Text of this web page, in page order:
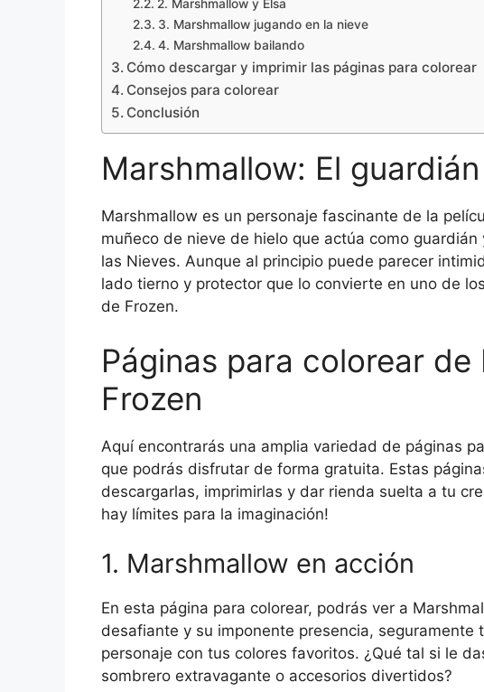
2. Marshmallow y Elsa
3. Marshmallow jugando en la nieve
4. Marshmallow bailando
Cómo descargar y imprimir las páginas para colorear
Consejos para colorear
Conclusión
Marshmallow: El
Marshmallow es un personaje fascinante de la
muñeco de nieve de hielo que actúa como
las Nieves. Aunque al principio puede parecer
lado tierno y protector que lo convierte en uno de
de Frozen.
Páginas para colorear de
Frozen
Aquí encontrarás una amplia variedad de páginas
que podrás disfrutar de forma gratuita. Estas
descargarlas, imprimirlas y dar rienda suelta a tu
hay límites para la imaginación!
1. Marshmallow en acción
En esta página para colorear, podrás ver a
desafiante y su imponente presencia,
personaje con tus colores favoritos. ¿Qué tal si le
sombrero extravagante o accesorios divertidos?